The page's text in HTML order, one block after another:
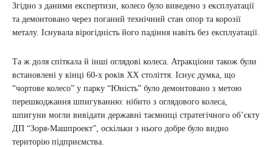
Згідно з даними експертизи, колесо було виведено з експлуатації
та демонтовано через поганий технічний стан опор та корозії
металу. Існувала вірогідність його падіння навіть без експлуатації.
Та ж доля спіткала й інші оглядові колеса. Атракціони також були
встановлені у кінці 60-х років XX століття. Існує думка, що
“чортове колесо” у парку “Юність” було демонтовано з метою
перешкоджання шпигуванню: нібито з оглядового колеса,
шпигуни могли вивідати державні таємниці стратегічного об’єкту
ДП “Зоря-Машпроект”, оскільки з нього добре було видно
територію підприємства.